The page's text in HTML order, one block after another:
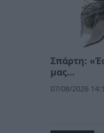
Σπάρτη:
μας…
07/08/2026